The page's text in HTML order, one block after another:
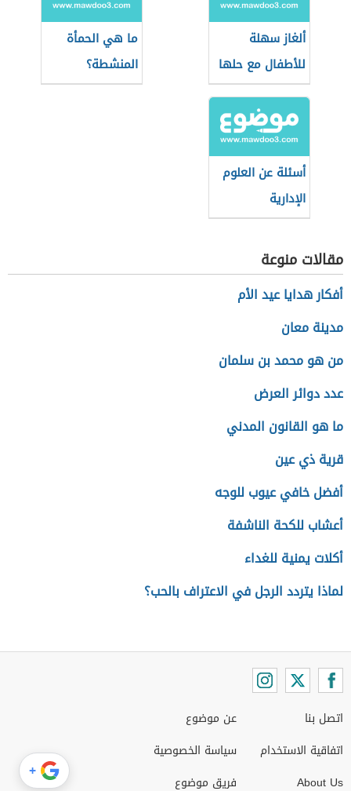
ألغاز سهلة
للأطفال مع حلها
ما هي الحمأة
المنشطة؟
أسئلة عن العلوم
الإدارية
مقالات منوعة
أفكار هدايا عيد الأم
مدينة معان
من هو محمد بن سلمان
عدد دوائر العرض
ما هو القانون المدني
قرية ذي عين
أفضل خافي عيوب للوجه
أعشاب للكحة الناشفة
أكلات يمنية للغداء
لماذا يتردد الرجل في الاعتراف بالحب؟
اتصل بنا
اتفاقية الاستخدام
About Us
عن موضوع
سياسة الخصوصية
فريق موضوع
+